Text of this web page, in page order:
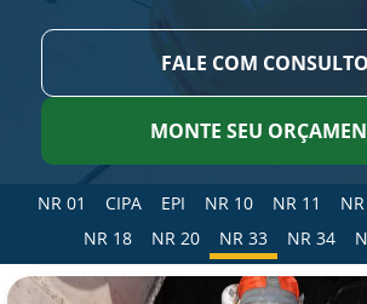
FALE COM
MONTE SEU
NR 01 CIPA EPI NR 10 NR 11
NR 18
NR 20 NR 33 NR 34